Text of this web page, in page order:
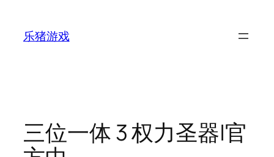
乐猪游戏
三位一体 3 权力圣器|官